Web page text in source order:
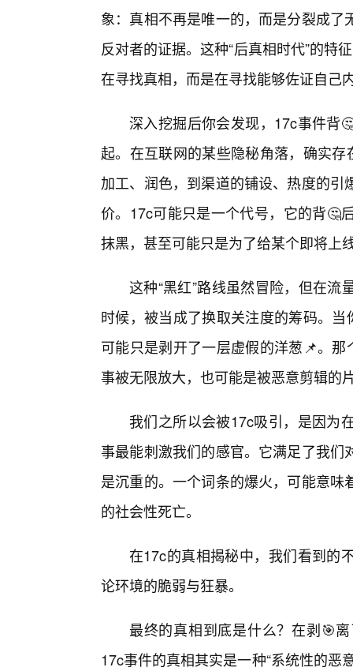
象：真相不再是唯一的，而是分裂成
反对者的证据。这种“后真相时代”的特
在寻找真相，而是在寻找能够佐证自己
深入挖掘后你会发现，17c事件背
起。在互联网的某些隐秘角落，确实
加工、润色，到渠道的铺设、热度的
价。17c可能只是一个代号，它的背🤔
抹黑，甚至可能只是为了给某个即将上
这种“黑红”路线虽然冒险，但在
时候，被当成了换取关注度的筹码。
可能只是剥开了一层虚假的洋葱📌。
事被无限放大，也可能是被恶意剪辑的
我们之所以会被17c吸引，是因为
事最能刺激我们的感官。它满足了我
是沉重的。一个词条的爆火，可能意
的社会性死亡。
在17c的真相揭秘中，我们看到的
论环境的脆弱与狂暴。
最终的真相到底是什么？在剥🎯
17c事件的真相其实是一种“系统性的恶